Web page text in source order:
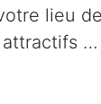
lieu
attractifs …